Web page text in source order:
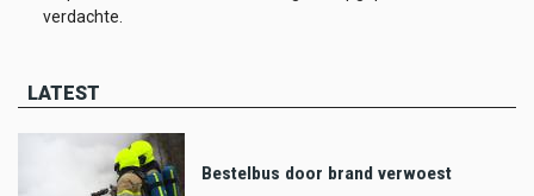
verdachte.
LATEST
Bestelbus door brand verwoest